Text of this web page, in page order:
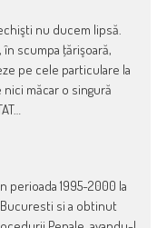
nu ducem lipsă.
scumpa ţărişoară,
pe cele particulare la
măcar o singură
perioada 1995-2000 la
si a obtinut